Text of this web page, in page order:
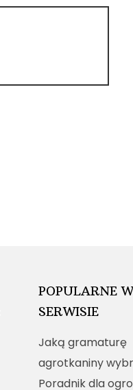
POPULARNE W
SERWISIE
Jaką gramaturę
agrotkaniny
Poradnik dla